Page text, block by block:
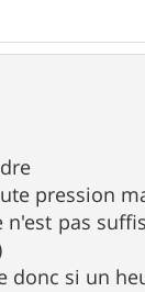
pression
n'est pas
donc si un